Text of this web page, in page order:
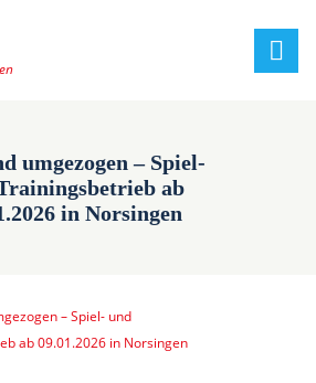
umgezogen – Spiel-
ab
in Norsingen